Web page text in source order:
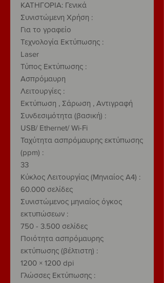
ΚΑΤΗΓΟΡΙΑ: Γενικά
Συνιστώμενη Χρήση :
Για το γραφείο
Τεχνολογία Εκτύπωσης :
Laser
Τύπος Εκτύπωσης :
Ασπρόμαυρη
Λειτουργίες :
Εκτύπωση , Σάρωση , Αντιγραφή
Συνδεσιμότητα (βασική) :
USB/ Ethernet/ Wi-Fi
Ταχύτητα ασπρόμαυρης εκτύπωσης
(ppm) :
33
Κύκλος Λειτουργίας (Μηνιαίος Α4) :
60.000 σελίδες
Συνιστώμενος μηνιαίος όγκος
εκτυπώσεων :
750 - 3.500 σελίδες
Ποιότητα ασπρόμαυρης
εκτύπωσης (βέλτιστη) :
1200 × 1200 dpi
Γλώσσες Εκτύπωσης :